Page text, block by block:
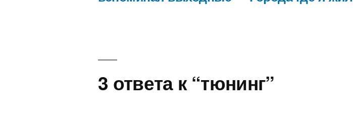
Навигация
записям3 ответа к “тюнинг”